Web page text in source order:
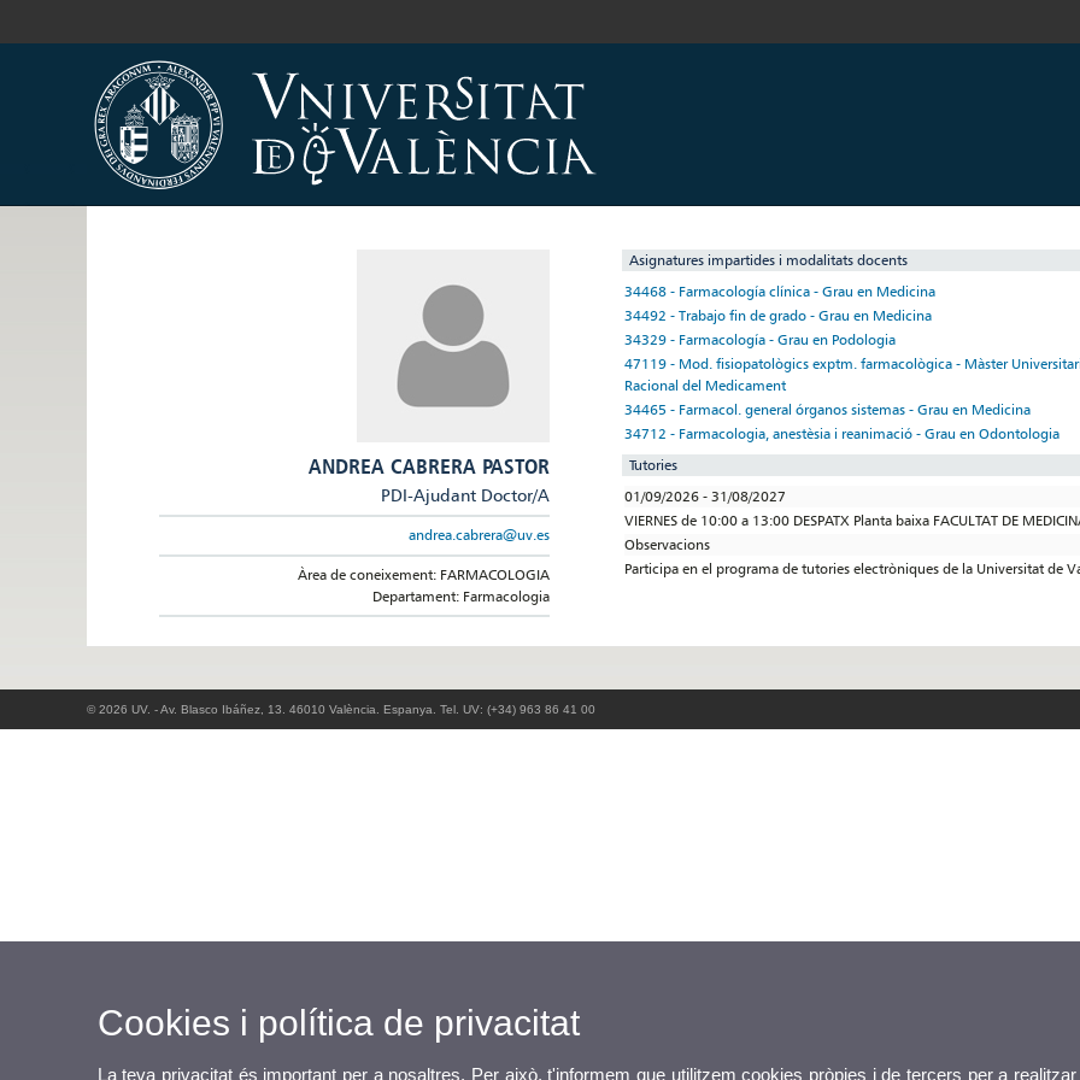
ANDREA CABRERA PASTOR
PDI-Ajudant Doctor/A
andrea.cabrera@uv.es
Àrea de coneixement: FARMACOLOGIA
Departament: Farmacologia
Asignatures impartides i modalitats docents
34468 - Farmacología clínica - Grau en Medicina
34492 - Trabajo fin de grado - Grau en Medicina
34329 - Farmacología - Grau en Podologia
47119 - Mod. fisiopatològics exptm. farmacològica - Màster
Racional del Medicament
34465 - Farmacol. general órganos sistemas - Grau en Medicina
34712 - Farmacologia, anestèsia i reanimació - Grau en Odontologia
Tutories
01/09/2026 - 31/08/2027
VIERNES de 10:00 a 13:00 DESPATX Planta baixa FACULTAT DE
Observacions
Participa en el programa de tutories electròniques de la Universitat de
© 2026 UV. - Av. Blasco Ibáñez, 13. 46010 València. Espanya. Tel. UV: (+34) 963 86 41 00
Cookies i política de privacitat
La teva privacitat és important per a nosaltres. Per això, t'informem que utilitzem cookies pròpies i de tercers per a realitzar